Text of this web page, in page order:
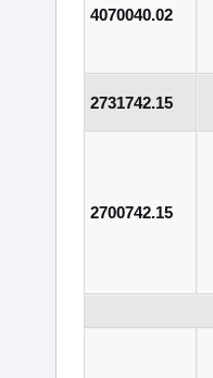
4070040.02
2731742.15
2700742.15